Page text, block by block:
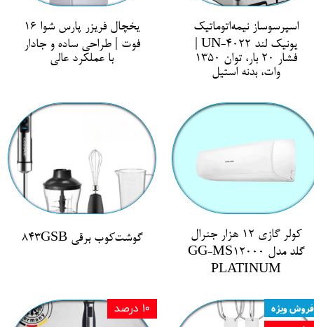
اسپرسوساز نیمه‌اتوماتیک
فشار 20 بار، توان 1350
وات، بدنه استیل
یخچال فریزر پارس شوا 16
فوت | طراحی ساده و جادار
با عملکرد عالی
کولر گازی 12 هزار جنرال
گلد مدل GG-MS12000
PLATINUM
گوشت‌کوب برقی 843GSB
فروش ویژه ۱۰ درصد